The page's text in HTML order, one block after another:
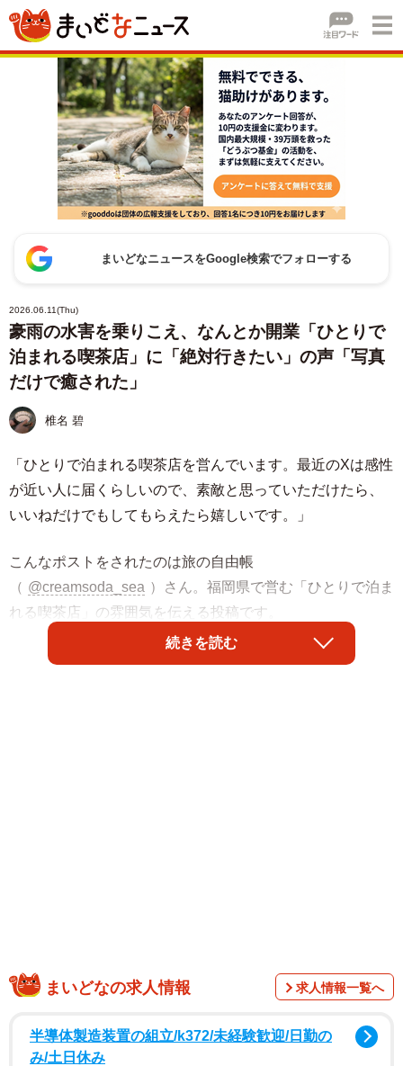
まいどなニュースをGoogle検索でフォローする
2026.06.11(Thu)
豪雨の水害を乗りこえ、なんとか開業「ひとりで
泊まれる喫茶店」に「絶対行きたい」の声「写真
だけで癒された」
椎名 碧
「ひとりで泊まれる喫茶店を営んでいます。最近のXは感性
が近い人に届くらしいので、素敵と思っていただけたら、
いいねだけでもしてもらえたら嬉しいです。」
こんなポストをされたのは旅の自由帳
（ @creamsoda_sea ）さん。福岡県で営む「ひとりで泊ま
れる喫茶店」の雰囲気を伝える投稿です。
あたたかな照明と落ち着いたインテリアに包まれた店内
続きを読む
まいどなの求人情報 求人情報一覧へ
半導体製造装置の組立/k372/未経験歓迎/日勤の
み/土日休み